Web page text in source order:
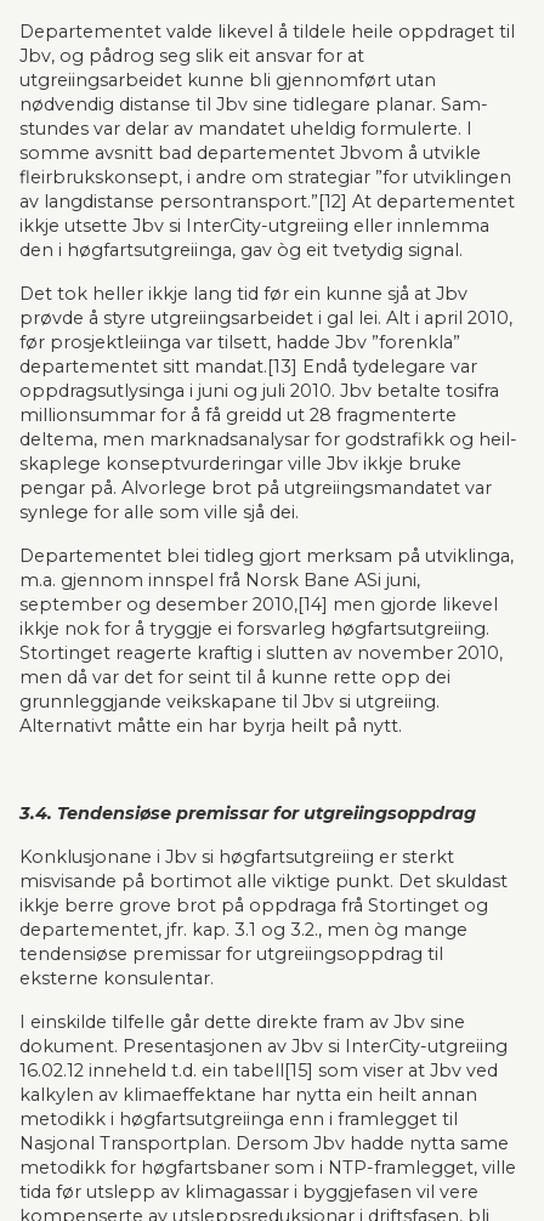
Departementet valde likevel å tildele heile oppdraget til
Jbv, og pådrog seg slik eit ansvar for at
utgreiingsarbeidet kunne bli gjennomført utan
nødvendig distanse til Jbv sine tidlegare planar. Sam­
stundes var delar av mandatet uheldig formulerte. I
somme avsnitt bad departementet Jbvom å ut­­vik­le
fleirbrukskonsept, i andre om strategiar ”for utviklingen
av lang­distanse persontrans­port.”[12] At departementet
ikkje utsette Jbv si InterCity-utgreiing eller innlemma
den i høgfarts­ut­greiinga, gav òg eit tvetydig signal.
Det tok heller ikkje lang tid før ein kunne sjå at Jbv
prøvde å styre utgreiings­arbeidet i gal lei. Alt i april 2010,
før prosjektleiinga var tilsett, hadde Jbv ”forenkla”
departe­mentet sitt man­dat.[13] Endå tydelegare var
oppdragsutlysinga i juni og juli 2010. Jbv betalte tosifra
million­summar for å få greidd ut 28 fragmenterte
deltema, men marknadsanalysar for gods­trafikk og heil­
skaplege kon­sept­vurderingar ville Jbv ikkje bruke
pengar på. Alvorlege brot på utgreiingsmanda­tet var
syn­lege for alle som ville sjå dei.
Departementet blei tidleg gjort merksam på utviklinga,
m.a. gjennom innspel frå Norsk Bane ASi juni,
september og desember 2010,[14] men gjorde likevel
ikkje nok for å tryggje ei forsvarleg høg­fartsut­grei­ing.
Stortinget reagerte kraftig i slutten av november 2010,
men då var det for seint til å kunne rette opp dei
grunnleggjande veikskapane til Jbv si utgreiing.
Alternativt måtte ein har byrja heilt på nytt.
3.4. Tendensiøse premissar for utgreiingsoppdrag
Konklusjonane i Jbv si høgfartsutgreiing er sterkt
misvisande på bortimot alle viktige punkt. Det skuldast
ikkje berre grove brot på oppdraga frå Stortinget og
departementet, jfr. kap. 3.1 og 3.2., men òg mange
tendensiøse premissar for utgreiingsoppdrag til
eksterne konsulentar.
I einskilde tilfelle går dette direkte fram av Jbv sine
dokument. Presentasjonen av Jbv si InterCity-utgreiing
16.02.12 inneheld t.d. ein tabell[15] som viser at Jbv ved
kalkylen av klimaeffektane har nytta ein heilt annan
metodikk i høgfartsutgreiinga enn i framlegget til
Nasjonal Transportplan. Dersom Jbv hadde nytta same
metodikk for høgfartsbaner som i NTP-framlegget, ville
tida før ut­slepp av klimagassar i byggjefasen vil vere
kompenserte av utsleppsreduksjonar i driftsfasen, bli